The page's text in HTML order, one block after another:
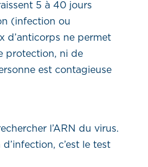
5 à 40 jours
(infection ou
d’anticorps ne permet
protection, ni de
est contagieuse
l’ARN du virus.
c’est le test